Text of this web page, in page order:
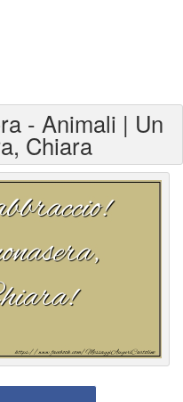
- Animali | Un
Chiara